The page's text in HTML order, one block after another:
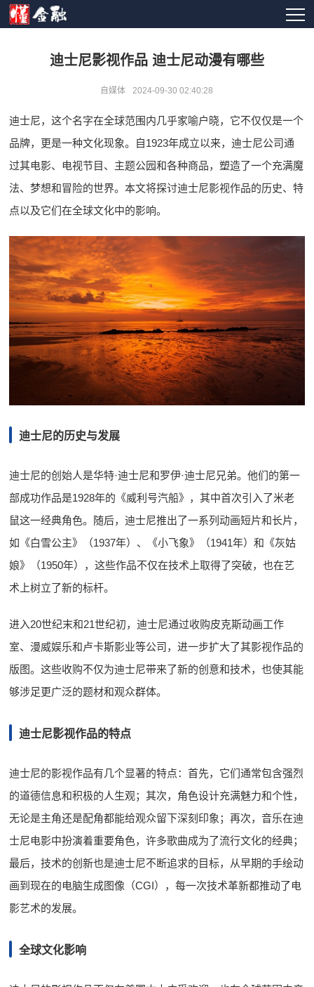
迪士尼影视作品 迪士尼动漫有哪些
自媒体 2024-09-30 02:40:28
迪士尼，这个名字在全球范围内几乎家喻户晓，它不仅仅是一个
品牌，更是一种文化现象。自1923年成立以来，迪士尼公司通
过其电影、电视节目、主题公园和各种商品，塑造了一个充满魔
法、梦想和冒险的世界。本文将探讨迪士尼影视作品的历史、特
点以及它们在全球文化中的影响。
迪士尼的历史与发展
迪士尼的创始人是华特·迪士尼和罗伊·迪士尼兄弟。他们的第一
部成功作品是1928年的《威利号汽船》，其中首次引入了米老
鼠这一经典角色。随后，迪士尼推出了一系列动画短片和长片，
如《白雪公主》（1937年）、《小飞象》（1941年）和《灰姑
娘》（1950年），这些作品不仅在技术上取得了突破，也在艺
术上树立了新的标杆。
进入20世纪末和21世纪初，迪士尼通过收购皮克斯动画工作
室、漫威娱乐和卢卡斯影业等公司，进一步扩大了其影视作品的
版图。这些收购不仅为迪士尼带来了新的创意和技术，也使其能
够涉足更广泛的题材和观众群体。
迪士尼影视作品的特点
迪士尼的影视作品有几个显著的特点：首先，它们通常包含强烈
的道德信息和积极的人生观；其次，角色设计充满魅力和个性，
无论是主角还是配角都能给观众留下深刻印象；再次，音乐在迪
士尼电影中扮演着重要角色，许多歌曲成为了流行文化的经典；
最后，技术的创新也是迪士尼不断追求的目标，从早期的手绘动
画到现在的电脑生成图像（CGI），每一次技术革新都推动了电
影艺术的发展。
全球文化影响